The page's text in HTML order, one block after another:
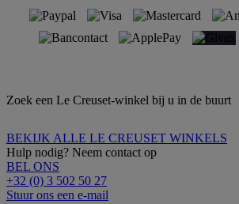
Zoek een Le Creuset-winkel bij u in de buurt
BEKIJK ALLE LE CREUSET WINKELS
Hulp nodig? Neem contact op
BEL ONS
+32 (0) 3 502 50 27
Stuur ons een e-mail